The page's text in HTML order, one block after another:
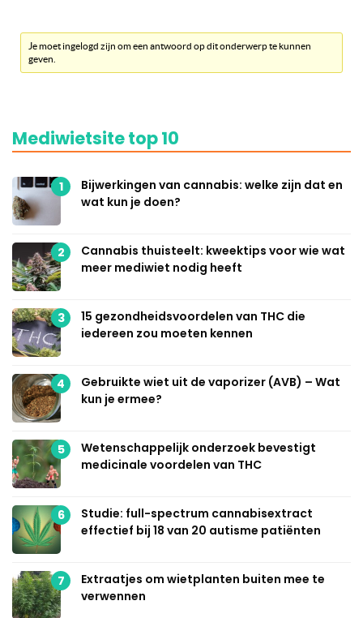
Je moet ingelogd zijn om een antwoord op dit onderwerp te kunnen
geven.
Mediwietsite top 10
1
Bijwerkingen van cannabis: welke zijn dat en
wat kun je doen?
2
Cannabis thuisteelt: kweektips voor wie wat
meer mediwiet nodig heeft
3
15 gezondheidsvoordelen van THC die
iedereen zou moeten kennen
4
Gebruikte wiet uit de vaporizer (AVB) – Wat
kun je ermee?
5
Wetenschappelijk onderzoek bevestigt
medicinale voordelen van THC
6
Studie: full-spectrum cannabisextract
effectief bij 18 van 20 autisme patiënten
7
Extraatjes om wietplanten buiten mee te
verwennen